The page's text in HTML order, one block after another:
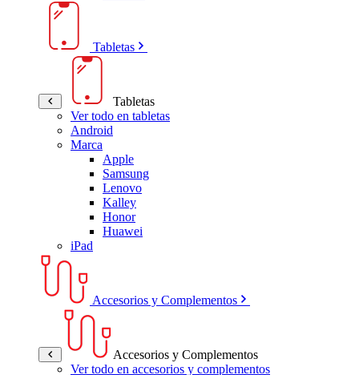
Tabletas
Tabletas
Ver todo en tabletas
Android
Marca
Apple
Samsung
Lenovo
Kalley
Honor
Huawei
iPad
Accesorios y Complementos
Accesorios y Complementos
Ver todo en accesorios y complementos